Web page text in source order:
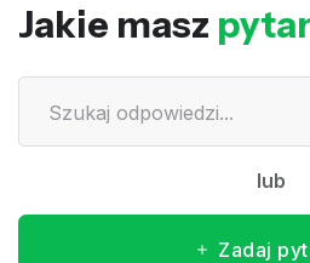
Jakie masz
lub
Zadaj